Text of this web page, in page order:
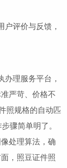
评价与反馈，
理服务平台，
严苛、价格不
照规格的自动匹
骤简单明了。
处理算法，确
，照豆证件照